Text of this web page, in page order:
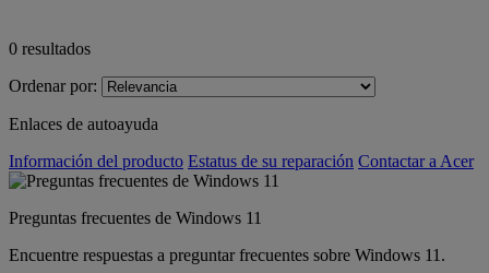
0 resultados
Ordenar por:
Enlaces de autoayuda
Información del producto Estatus de su reparación Contactar a Acer
Preguntas frecuentes de Windows 11
Encuentre respuestas a preguntar frecuentes sobre Windows 11.